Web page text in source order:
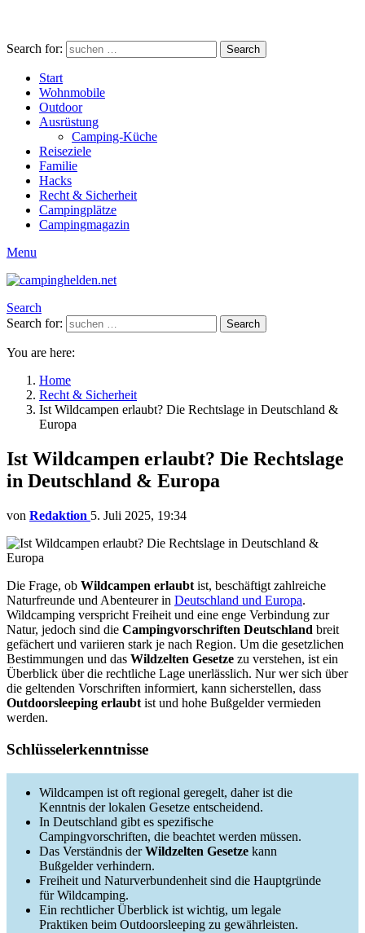
Search for: Search
Start
Wohnmobile
Outdoor
Ausrüstung
Camping-Küche
Reiseziele
Familie
Hacks
Recht & Sicherheit
Campingplätze
Campingmagazin
Menu
Search
Search for:
Search
You are here:
Home
Recht & Sicherheit
Ist Wildcampen erlaubt? Die Rechtslage in Deutschland &
Europa
Ist Wildcampen erlaubt? Die Rechtslage
in Deutschland & Europa
von Redaktion 5. Juli 2025, 19:34
Die Frage, ob Wildcampen erlaubt ist, beschäftigt zahlreiche
Naturfreunde und Abenteurer in Deutschland und Europa.
Wildcamping verspricht Freiheit und eine enge Verbindung zur
Natur, jedoch sind die Campingvorschriften Deutschland breit
gefächert und variieren stark je nach Region. Um die gesetzlichen
Bestimmungen und das Wildzelten Gesetze zu verstehen, ist ein
Überblick über die rechtliche Lage unerlässlich. Nur wer sich über
die geltenden Vorschriften informiert, kann sicherstellen, dass
Outdoorsleeping erlaubt ist und hohe Bußgelder vermieden
werden.
Schlüsselerkenntnisse
Wildcampen ist oft regional geregelt, daher ist die
Kenntnis der lokalen Gesetze entscheidend.
In Deutschland gibt es spezifische
Campingvorschriften, die beachtet werden müssen.
Das Verständnis derWildzelten Gesetze kann
Bußgelder verhindern.
Freiheit und Naturverbundenheit sind die Hauptgründe
für Wildcamping.
Ein rechtlicher Überblick ist wichtig, um legale
Praktiken beim Outdoorsleeping zu gewährleisten.